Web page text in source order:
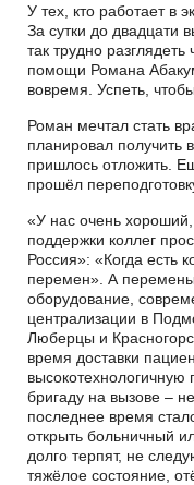
У тех, кто работает в
За сутки до двадцати
так трудно
помощи Романа
вовремя. Успеть,
Роман мечтал стать
планировал получить
пришлось отложить.
прошёл
«У нас очень
поддержки коллег
Россия»: «Когда есть
перемен». А
оборудование,
централизации в
Люберцы и
время доставки
бригаду на вызове –
последнее время
открыть больничный
долго терпят, не
тяжёлое состояние,